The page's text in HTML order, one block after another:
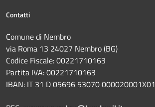
Contatti
Comune di Nembro
via Roma 13 24027 Nembro (BG)
Codice Fiscale: 00221710163
Partita IVA: 00221710163
IBAN: IT 31 D 05696 53070 000020001X01